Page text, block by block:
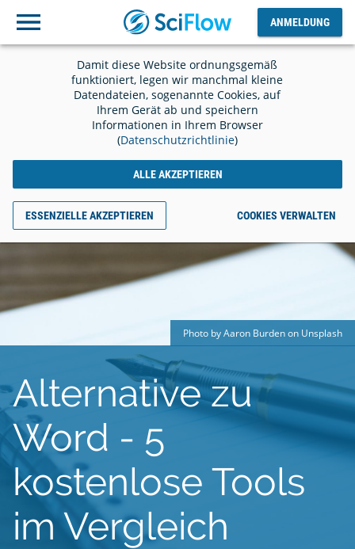
Damit diese Website ordnungsgemäß
funktioniert, legen wir manchmal kleine
Datendateien, sogenannte Cookies, auf
Ihrem Gerät ab und speichern
Informationen in Ihrem Browser
(Datenschutzrichtlinie)
ALLE AKZEPTIEREN
ESSENZIELLE AKZEPTIEREN COOKIES VERWALTEN
ANMELDUNG
ANMELDUNG
Ausloggen
Photo by Aaron Burden on Unsplash
Alternative zu
Word - 5
kostenlose Tools
im Vergleich